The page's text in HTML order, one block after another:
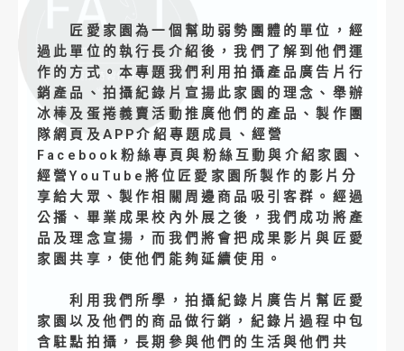
匠愛家園為一個幫助弱勢團體的單位，經
過此單位的執行長介紹後，我們了解到他們運
作的方式。本專題我們利用拍攝產品廣告片行
銷產品、拍攝紀錄片宣揚此家園的理念、舉辦
冰棒及蛋捲義賣活動推廣他們的產品、製作團
隊網頁及APP介紹專題成員、經營
Facebook粉絲專頁與粉絲互動與介紹家園、
經營YouTube將位匠愛家園所製作的影片分
享給大眾、製作相關周邊商品吸引客群。經過
公播、畢業成果校內外展之後，我們成功將產
品及理念宣揚，而我們將會把成果影片與匠愛
家園共享，使他們能夠延續使用。
利用我們所學，拍攝紀錄片廣告片幫匠愛
家園以及他們的商品做行銷，紀錄片過程中包
含駐點拍攝，長期參與他們的生活與他們共